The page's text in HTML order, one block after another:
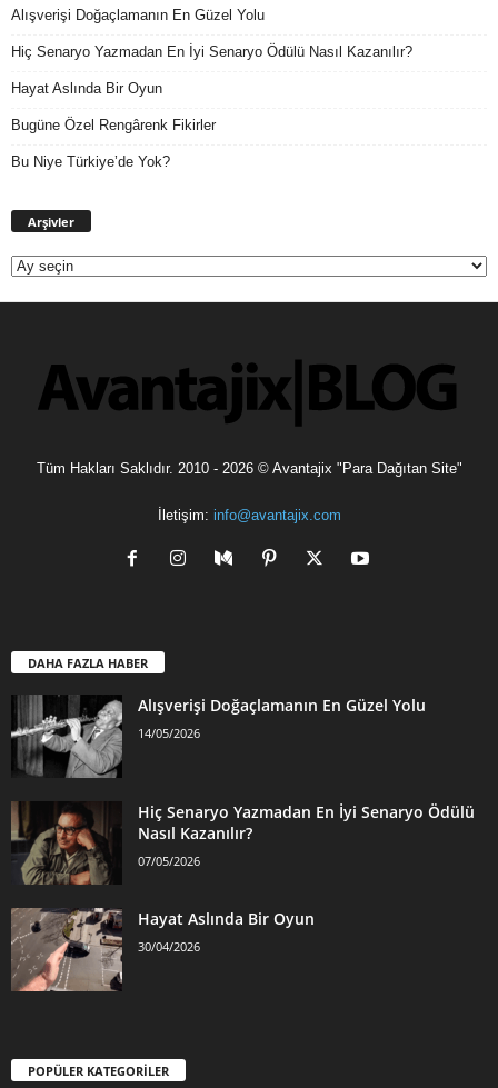
Alışverişi Doğaçlamanın En Güzel Yolu
Hiç Senaryo Yazmadan En İyi Senaryo Ödülü Nasıl Kazanılır?
Hayat Aslında Bir Oyun
Bugüne Özel Rengârenk Fikirler
Bu Niye Türkiye’de Yok?
Arşivler
Tüm Hakları Saklıdır. 2010 - 2026 © Avantajix "Para Dağıtan Site"
İletişim: info@avantajix.com
DAHA FAZLA HABER
Alışverişi Doğaçlamanın En Güzel Yolu
14/05/2026
Hiç Senaryo Yazmadan En İyi Senaryo Ödülü
Nasıl Kazanılır?
07/05/2026
Hayat Aslında Bir Oyun
30/04/2026
POPÜLER KATEGORİLER